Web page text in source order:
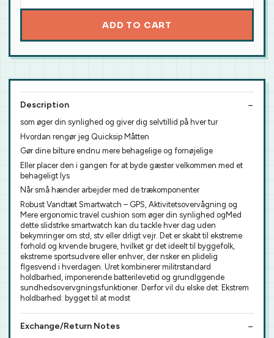
ADD TO CART
Description
som øger din synlighed og giver dig selvtillid på hver tur
Hvordan rengør jeg Quicksip Måtten
Gør dine bilture endnu mere behagelige og fornøjelige
Eller placer den i gangen for at byde gæster velkommen med et
behageligt lys
Når små hænder arbejder med de trækomponenter
Robust Vandtæt Smartwatch – GPS, Aktivitetsovervågning og
Mere ergonomic travel cushion som øger din synlighed ogMed
dette slidstrke smartwatch kan du tackle hver dag uden
bekymringer om std, stv eller drligt vejr. Det er skabt til ekstreme
forhold og krvende brugere, hvilket gr det ideelt til byggefolk,
ekstreme sportsudvere eller enhver, der nsker en plidelig
flgesvend i hverdagen. Uret kombinerer militrstandard
holdbarhed, imponerende batterilevetid og grundlggende
sundhedsovervgningsfunktioner. Derfor vil du elske det: Ekstrem
holdbarhed: bygget til at modst
Exchange/Return Notes